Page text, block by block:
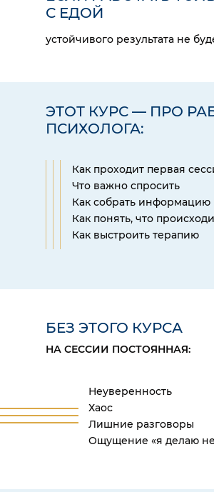
С ЕДОЙ
устойчивого результата не
ЭТОТ КУРС — ПРО
ПСИХОЛОГА:
Как проходит первая
Что важно спросить
Как собрать информацию
Как понять, что
Как выстроить терапию
БЕЗ ЭТОГО КУРСА
Неуверенность
Хаос
Лишние разговоры
Ощущение «я делаю не
НА СЕССИИ ПОСТОЯННАЯ: